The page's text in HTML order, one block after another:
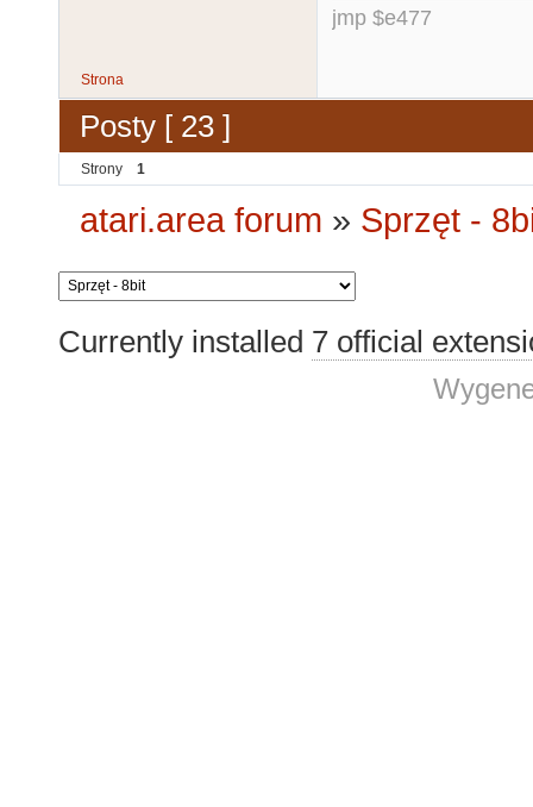
jmp $e477
Strona
Posty [ 23 ]
Strony 1
atari.area forum » Sprzęt -
Currently installed 7 official